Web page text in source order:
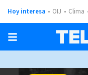
Hoy interesa OIJ Clima